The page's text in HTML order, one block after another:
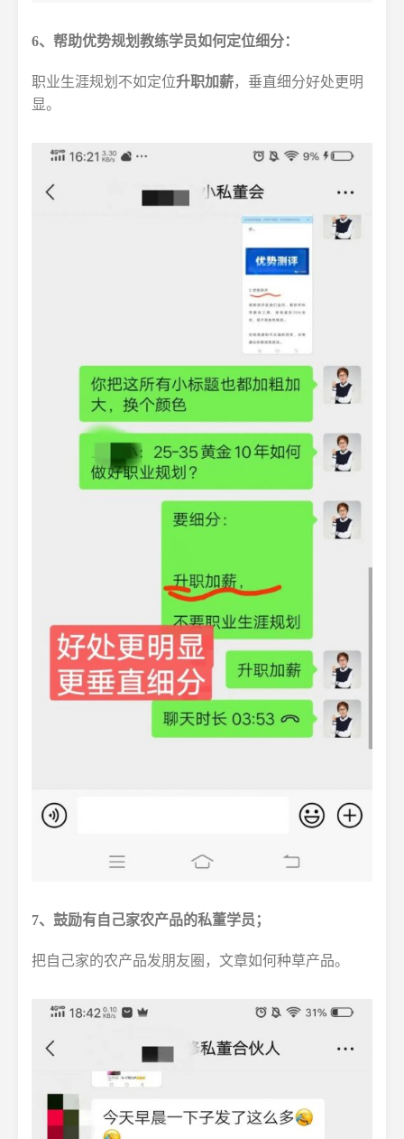
6、帮助优势规划教练学员如何定位细分：
职业生涯规划不如定位升职加薪，垂直细分好处更明
显。
7、鼓励有自己家农产品的私董学员；
把自己家的农产品发朋友圈，文章如何种草产品。